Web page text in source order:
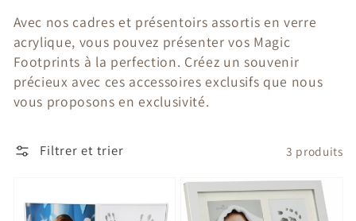
Avec nos cadres et présentoirs assortis en verre
acrylique, vous pouvez présenter vos Magic
Footprints à la perfection. Créez un souvenir
précieux avec ces accessoires exclusifs que nous
vous proposons en exclusivité.
Filtrer et trier 3 produits